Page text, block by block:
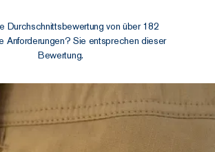
Durchschnittsbewertung von über 182
Anforderungen? Sie entsprechen dieser
Bewertung.